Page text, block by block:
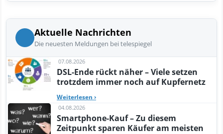
Aktuelle Nachrichten
Die neuesten Meldungen bei telespiegel
07.08.2026
DSL-Ende rückt näher – Viele setzen
trotzdem immer noch auf Kupfernetz
Weiterlesen ›
04.08.2026
Smartphone-Kauf – Zu diesem
Zeitpunkt sparen Käufer am meisten